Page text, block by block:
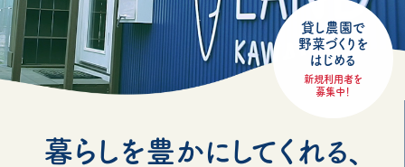
貸し農園で
野菜づくりを
はじめる
新規利用者を
募集中！
暮らしを豊かにしてくれる、